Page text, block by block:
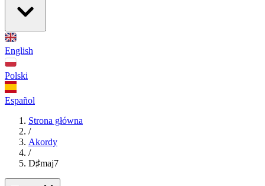
English
Polski
Español
Strona główna
/
Akordy
/
D♯maj7